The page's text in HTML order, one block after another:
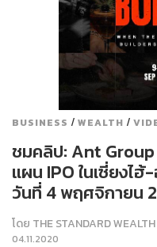
BUSINESS / WEALTH /
ชมคลิป: Ant Group
แผน IPO ในเซี่ยงไ
วันที่ 4 พฤศจิกายน
โดย THE STANDARD WEALTH
04.11.2020